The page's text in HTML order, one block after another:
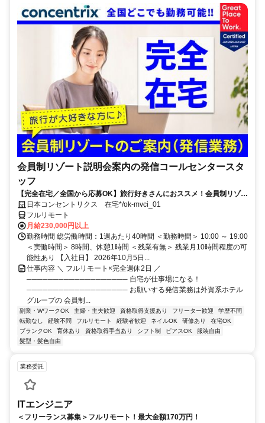
会員制リゾート説明会案内の発信コールセンタースタ
ッフ
【完全在宅／全国から応募OK】旅行好きさんにおススメ！会員制リゾー
トのご案内×テレワーク・リモートワーク◎月収34万円以上も可能！
日本コンセントリクス 在宅*/ok-mvci_01
フルリモート
月給230,000円以上
勤務時間 総労働時間：1週あたり40時間 ＜勤務時間＞ 10:00 ～ 19:00
＜実働時間＞ 8時間、休憩1時間 ＜残業有無＞ 残業月10時間程度の可
能性あり 【入社日】 2026年10月5日...
仕事内容 ＼ フルリモート×完全週休2日 ／
─────────────────── 自宅が仕事場になる！
─────────────────── お願いする発信業務は外資系ホテル
グループの 会員制...
副業・WワークOK 主婦・主夫歓迎 資格取得支援あり フリーター歓迎
学歴不問
転勤なし
経験不問 フルリモート 経験者歓迎 ネイルOK 研修あり
在宅OK
ブランクOK
育休あり 資格取得手当あり シフト制 ピアスOK
服装自由
髪型・髪色自由
業務委託
ITエンジニア
＜フリーランス募集＞フルリモート！最大金額170万円！